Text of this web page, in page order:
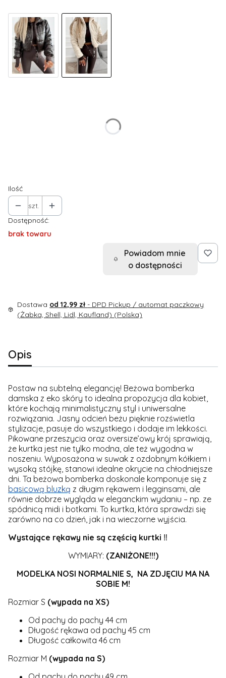
Ilość
szt.
Dostępność:
brak towaru
Powiadom mnie
o dostępności
Dostawa od 12,99 zł - DPD Pickup / automat paczkowy
(Żabka, Shell, Lidl, Kaufland) (Polska)
Opis
Postaw na subtelną elegancję! Beżowa bomberka
damska z eko skóry to idealna propozycja dla kobiet,
które kochają minimalistyczny styl i uniwersalne
rozwiązania. Jasny odcień beżu pięknie rozświetla
stylizacje, pasuje do wszystkiego i dodaje im lekkości.
Pikowane przeszycia oraz oversize’owy krój sprawiają,
że kurtka jest nie tylko modna, ale też wygodna w
noszeniu. Wyposażona w suwak z ozdobnym kółkiem i
wysoką stójkę, stanowi idealne okrycie na chłodniejsze
dni. Ta beżowa bomberka doskonale komponuje się z
basicową bluzką z długim rękawem i legginsami, ale
równie dobrze wygląda w eleganckim wydaniu – np. ze
spódnicą midi i botkami. To kurtka, która sprawdzi się
zarówno na co dzień, jak i na wieczorne wyjścia.
Wystające rękawy nie są częścią kurtki ‼️
WYMIARY: (ZANIŻONE!!!)
MODELKA NOSI NORMALNIE S, NA ZDJĘCIU MA NA
SOBIE M!
Rozmiar S (wypada na XS)
Od pachy do pachy 44 cm
Długość rękawa od pachy 45 cm
Długość całkowita 46 cm
Rozmiar M (wypada na S)